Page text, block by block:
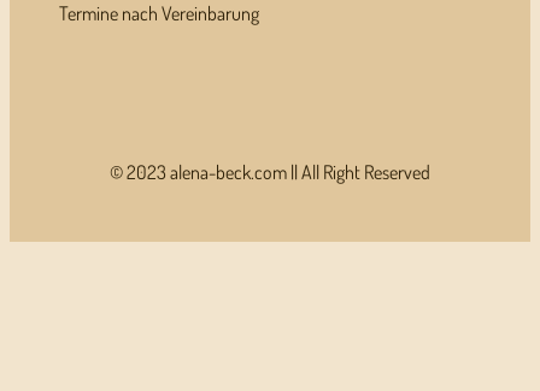
Termine nach Vereinbarung
© 2023 alena-beck.com || All Right Reserved